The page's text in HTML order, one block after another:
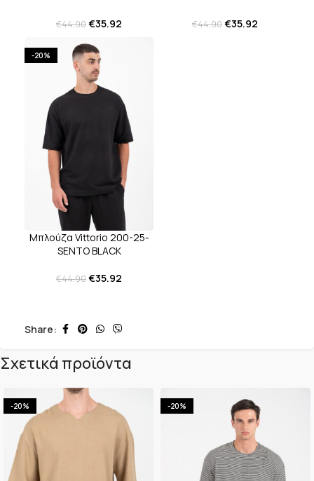
€44.90€35.92 €44.90€35.92
-20%
Μπλούζα Vittorio 200-25-
SENTO BLACK
€44.90€35.92
Share:
Σχετικά προϊόντα
-20% -20%